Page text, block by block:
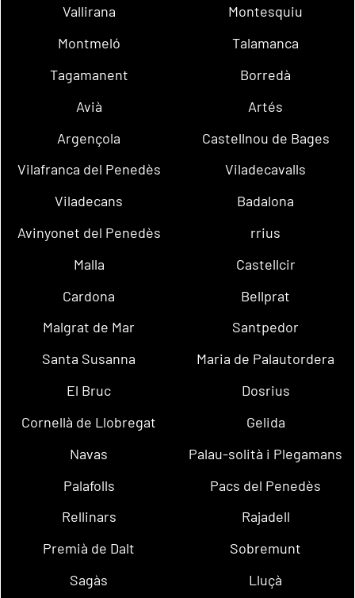
Vallirana
Montesquiu
Montmeló
Talamanca
Tagamanent
Borredà
Avià
Artés
Argençola
Castellnou de Bages
Vilafranca del Penedès
Viladecavalls
Viladecans
Badalona
Avinyonet del Penedès
rrius
Malla
Castellcir
Cardona
Bellprat
Malgrat de Mar
Santpedor
Santa Susanna
Maria de Palautordera
El Bruc
Dosrius
Cornellà de Llobregat
Gelida
Navas
Palau-solità i Plegamans
Palafolls
Pacs del Penedès
Rellinars
Rajadell
Premià de Dalt
Sobremunt
Sagàs
Lluçà